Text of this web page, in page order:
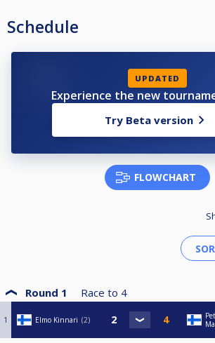
Schedule
UPDATED
Experience the new
Try Beta version
FLOWCHART
Round 1 Race to 4
1 Elmo Kinnari 2